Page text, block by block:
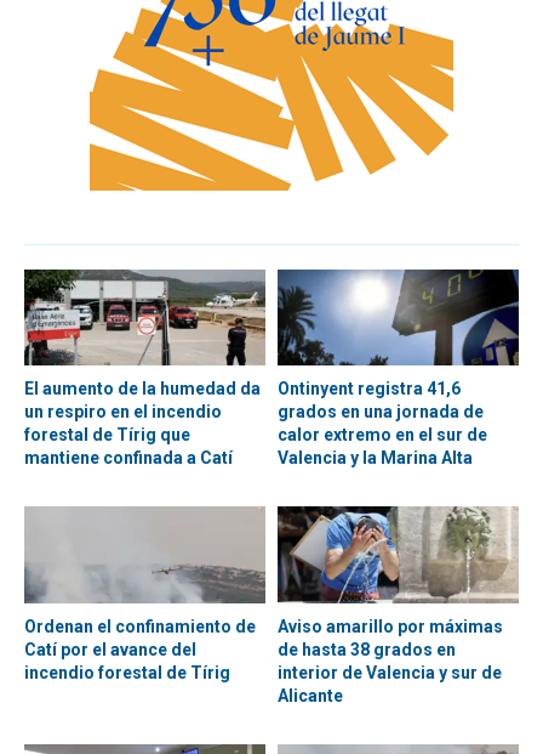
El aumento de la humedad da
un respiro en el incendio
forestal de Tírig que
mantiene confinada a Catí
Ontinyent registra 41,6
grados en una jornada de
calor extremo en el sur de
Valencia y la Marina Alta
Ordenan el confinamiento de
Catí por el avance del
incendio forestal de Tírig
Aviso amarillo por máximas
de hasta 38 grados en
interior de Valencia y sur de
Alicante